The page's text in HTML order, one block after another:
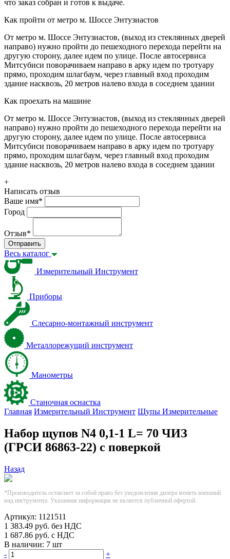
что заказ собран и готов к выдаче.
Как пройти от метро м. Шоссе Энтузиастов
От метро м. Шоссе Энтузиастов, (выход из стеклянных дверей
направо) нужно пройти до пешеходного перехода перейти на
другую сторону, далее идем по улице. После автосервиса
Митсубиси поворачиваем направо в арку идем по тротуару
прямо, проходим шлагбаум, через главный вход проходим
здание насквозь, 20 метров налево входа в соседнем здании
Как проехать на машине
От метро м. Шоссе Энтузиастов, (выход из стеклянных дверей
направо) нужно пройти до пешеходного перехода перейти на
другую сторону, далее идем по улице. После автосервиса
Митсубиси поворачиваем направо в арку идем по тротуару
прямо, проходим шлагбаум, через главный вход проходим
здание насквозь, 20 метров налево входа в соседнем здании
+
Написать отзыв
Ваше имя*
Город
Отзыв*
Отправить
Весь каталог
Измерительный Инструмент
Приборы
Слесарно-монтажный инструмент
Металлорежущий инструмент
Манометры
Станочная оснастка
Главная Измерительный Инструмент Щупы Измерительные
Набор щупов N4 0,1-1 L= 70 ЧИЗ
(ГРСИ 86863-22) с поверкой
Назад
*Производитель оставляет за собой право без уведомления дилера менять внешний
вид инструмента. Указанная информация не является публичной офертой.
Артикул: 1121511
1 383.49 руб. без НДС
1 687.86 руб. с НДС
В наличии: 7 шт
-
+